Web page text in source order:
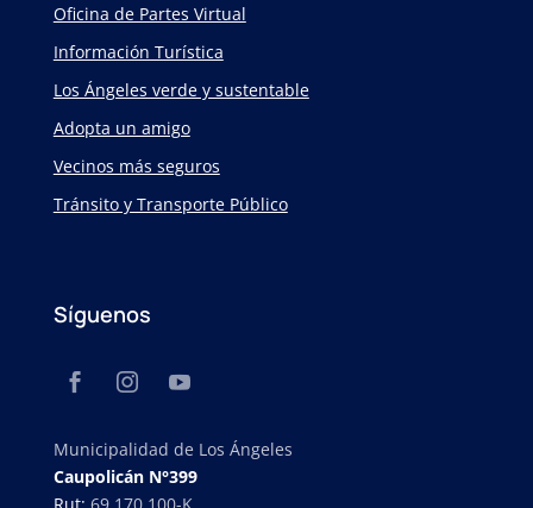
Oficina de Partes Virtual
Información Turística
Los Ángeles verde y sustentable
Adopta un amigo
Vecinos más seguros
Tránsito y Transporte Público
Síguenos
Municipalidad de Los Ángeles
Caupolicán N°399